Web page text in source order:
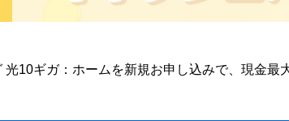
光10ギガ：ホームを新規お申し込みで、現金最